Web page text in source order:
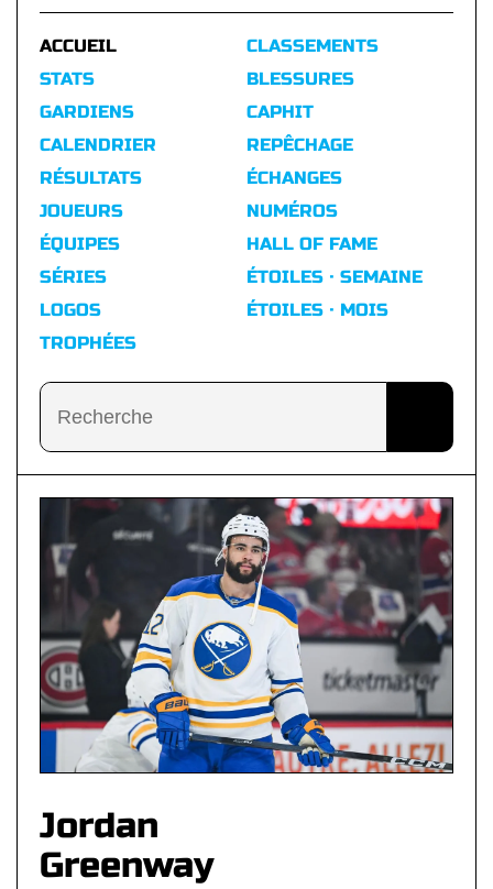
ACCUEIL
STATS
GARDIENS
CALENDRIER
RÉSULTATS
CLASSEMENTS
BLESSURES
CAPHIT
REPÊCHAGE
ÉCHANGES
JOUEURS
ÉQUIPES
SÉRIES
LOGOS
TROPHÉES
NUMÉROS
HALL OF FAME
ÉTOILES · SEMAINE
ÉTOILES · MOIS
Jordan
Greenway